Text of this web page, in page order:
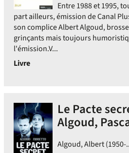
Entre 1988 et 1995,
part ailleurs, émission de Canal
son complice Albert Algoud,
grinçants mais toujours
l'émission.V...
Livre
Le Pacte
Algoud,
Algoud, Albert (1950-